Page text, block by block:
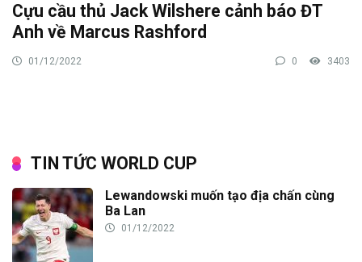
Cựu cầu thủ Jack Wilshere cảnh báo ĐT
Anh về Marcus Rashford
01/12/2022 0 3403
TIN TỨC WORLD CUP
Lewandowski muốn tạo địa chấn cùng
Ba Lan
01/12/2022